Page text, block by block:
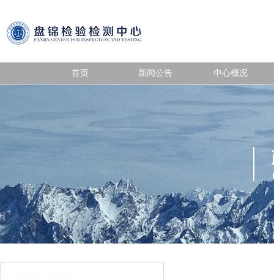
首页 新闻公告 中心概况